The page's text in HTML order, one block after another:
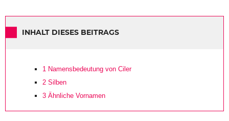
INHALT DIESES BEITRAGS
1 Namensbedeutung von Ciler
2 Silben
3 Ähnliche Vornamen